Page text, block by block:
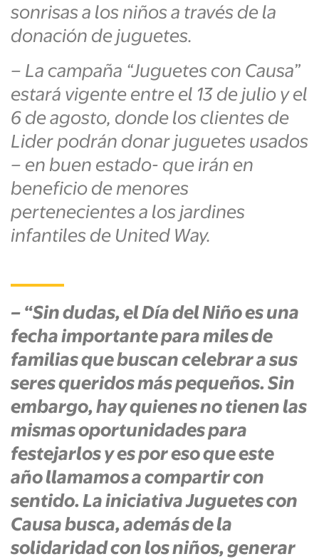
sonrisas a los niños a través de la
donación de juguetes.
– La campaña “Juguetes con Causa”
estará vigente entre el 13 de julio y el
6 de agosto, donde los clientes de
Lider podrán donar juguetes usados
– en buen estado- que irán en
beneficio de menores
pertenecientes a los jardines
infantiles de United Way.
– “Sin dudas, el Día del Niño es una
fecha importante para miles de
familias que buscan celebrar a sus
seres queridos más pequeños. Sin
embargo, hay quienes no tienen las
mismas oportunidades para
festejarlos y es por eso que este
año llamamos a compartir con
sentido. La iniciativa Juguetes con
Causa busca, además de la
solidaridad con los niños, generar